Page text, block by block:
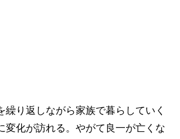
繰り返しながら家族で暮らしていく
変化が訪れる。やがて良一が亡くな